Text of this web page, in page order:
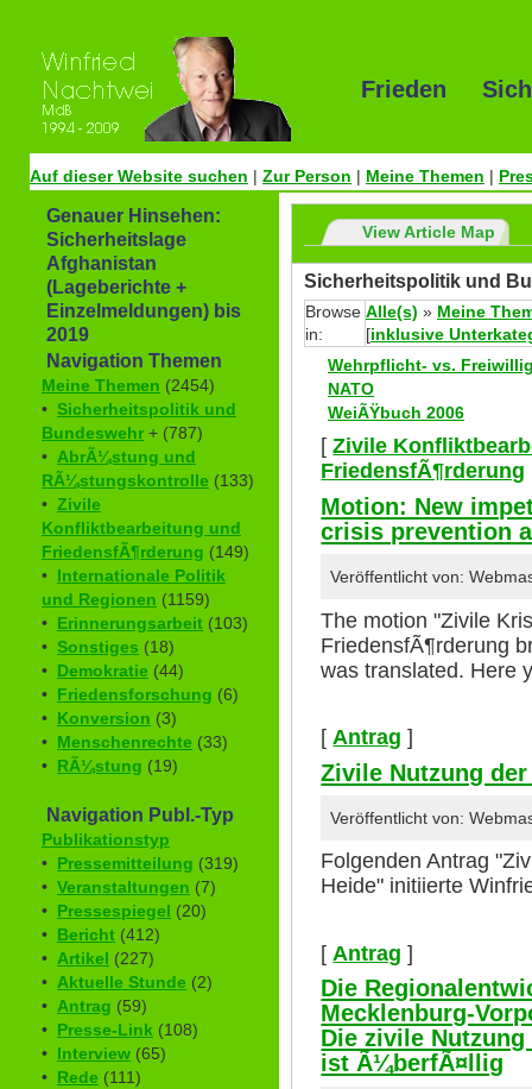
Frieden
Auf dieser Website suchen | Zur Person | Meine Themen |
Genauer Hinsehen:
Sicherheitslage
Afghanistan
(Lageberichte +
Einzelmeldungen) bis
2019
Navigation Themen
Meine Themen (2454)
• Sicherheitspolitik und
Bundeswehr + (787)
• AbrÃ¼stung und
RÃ¼stungskontrolle (133)
• Zivile
Konfliktbearbeitung und
FriedensfÃ¶rderung (149)
• Internationale Politik
und Regionen (1159)
• Erinnerungsarbeit (103)
• Sonstiges (18)
• Demokratie (44)
• Friedensforschung (6)
• Konversion (3)
• Menschenrechte (33)
• RÃ¼stung (19)
Navigation Publ.-Typ
Publikationstyp
• Pressemitteilung (319)
• Veranstaltungen (7)
• Pressespiegel (20)
• Bericht (412)
• Artikel (227)
• Aktuelle Stunde (2)
• Antrag (59)
• Presse-Link (108)
• Interview (65)
• Rede (111)
View Article Map
Sicherheitspolitik und
Browse
in:
Alle(s) » Meine
[inklusive
Wehrpflicht- vs.
NATO
WeiÃŸbuch 2006
[Zivile
FriedensfÃ¶rderung
Motion: New
crisis prevention
Veröffentlicht von:
The motion "Zivile
FriedensfÃ¶rderung
was translated. Here
[Antrag ]
Zivile Nutzung
Veröffentlicht von:
Folgenden Antrag
Heide" initiierte
[ Antrag ]
Die
Mecklenburg-
Die zivile
ist Ã¼berfÃ¤llig